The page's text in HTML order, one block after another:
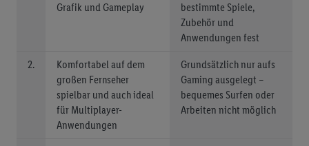
Grafik und Gameplay
bestimmte Spiele,
Zubehör und
Anwendungen fest
2.
Komfortabel auf dem
großen Fernseher
spielbar und auch ideal
für Multiplayer-
Anwendungen
Grundsätzlich nur aufs
Gaming ausgelegt –
bequemes Surfen oder
Arbeiten nicht möglich